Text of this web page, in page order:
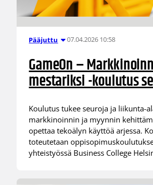
Pääjuttu 07.04.2026 10:58
GameOn –
mestariksi -koulutus
Koulutus tukee seuroja ja liikunta-
markkinoinnin ja myynnin
opettaa tekoälyn käyttöä arjessa.
toteutetaan
yhteistyössä Business College